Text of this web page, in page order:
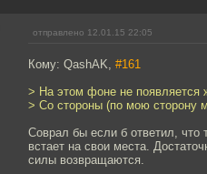
отправлено 12.01.15 22:05
Кому: QashAK, #161
> На этом фоне не появляется
> Со стороны (по мою сторону
Соврал бы если б ответил, что
встает на свои места.
силы возвращаются.